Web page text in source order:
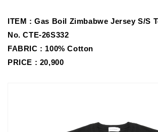
ITEM : Gas Boil Zimbabwe Jersey S/S
No. CTE-26S332
FABRIC : 100% Cotton
PRICE : 20,900